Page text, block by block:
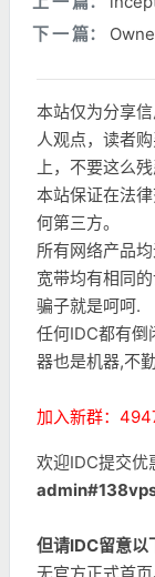
下 一 篇：
本站仅为分享
人观点，读者
上，不要这么
本站保证在法
何第三方。
所有网络产品
宽带均有相同
骗子就是呵呵.
任何IDC都有倒
器也是机器,不
加入新群：
欢迎IDC提交优
但请IDC留意以